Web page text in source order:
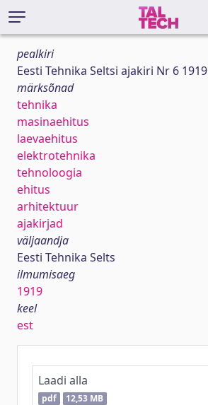
pealkiri
Eesti Tehnika Seltsi ajakiri Nr 6 1919
märksõnad
tehnika
masinaehitus
laevaehitus
elektrotehnika
tehnoloogia
ehitus
arhitektuur
ajakirjad
väljaandja
Eesti Tehnika Selts
ilmumisaeg
1919
keel
est
Laadi alla
pdf 12,53 MB